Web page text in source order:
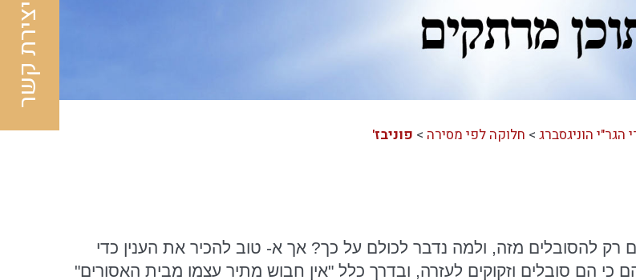
הגר"י הוניגסברג> חלוקה לפי מסירה > פוניבז'
רק להסובלים מזה, ולמה נדבר לכולם על כך? אך א- טוב להכיר את הענין כדי
כי הם סובלים וזקוקים לעזרה, ובדרך כלל "אין חבוש מתיר עצמו מבית האסורים"
יצירת קשר